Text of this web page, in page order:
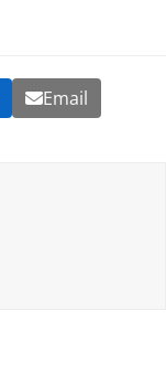
Email